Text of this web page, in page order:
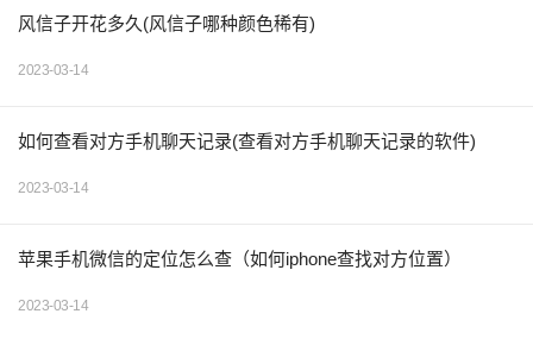
风信子开花多久(风信子哪种颜色稀有)
2023-03-14
如何查看对方手机聊天记录(查看对方手机聊天记录的软件)
2023-03-14
苹果手机微信的定位怎么查（如何iphone查找对方位置）
2023-03-14